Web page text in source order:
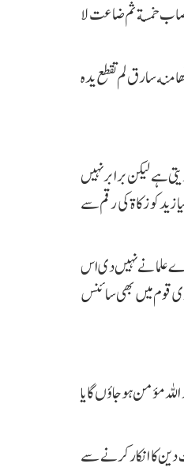
خمسة ثم ضاعت لا
منه سارق لم تقطع يده
ہے لیکن برابرنہیں
زید کو زکاۃ کی رقم سے
علما نے نہیں دی اس
قوم میں بھی سائنس
مؤمن ہو جاؤ ں گا یا
کا انکار کرنے سے